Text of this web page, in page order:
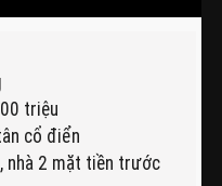
triệu
cổ điển
nhà 2 mặt tiền trước